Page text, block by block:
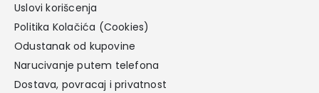
Uslovi korišcenja
Politika Kolačića (Cookies)
Odustanak od kupovine
Narucivanje putem telefona
Dostava, povracaj i privatnost